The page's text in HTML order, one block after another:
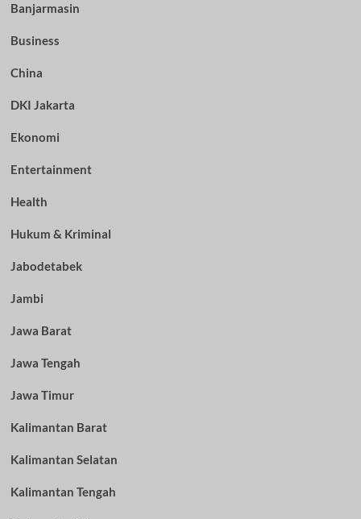
Banjarmasin
Business
China
DKI Jakarta
Ekonomi
Entertainment
Health
Hukum & Kriminal
Jabodetabek
Jambi
Jawa Barat
Jawa Tengah
Jawa Timur
Kalimantan Barat
Kalimantan Selatan
Kalimantan Tengah